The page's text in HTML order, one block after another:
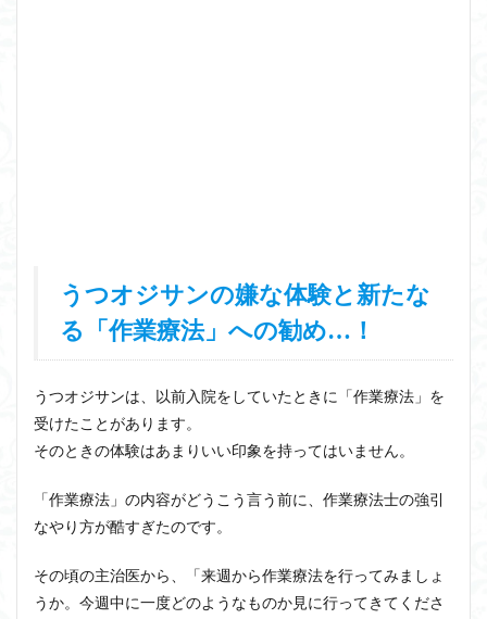
うつオジサンの嫌な体験と新たな
る「作業療法」への勧め…！
うつオジサンは、以前入院をしていたときに「作業療法」を
受けたことがあります。
そのときの体験はあまりいい印象を持ってはいません。
「作業療法」の内容がどうこう言う前に、作業療法士の強引
なやり方が酷すぎたのです。
その頃の主治医から、「来週から作業療法を行ってみましょ
うか。今週中に一度どのようなものか見に行ってきてくださ